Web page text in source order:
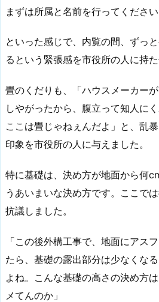
まずは所属と名前を行ってください
といった感じで、内覧の間、ずっ
るという緊張感を市役所の人に持た
畳のくだりも、「ハウスメーカー
しやがったから、腹立って知人に
ここは畳じゃねぇんだよ」と、乱
印象を市役所の人に与えました。
特に基礎は、決め方が地面から何
うあいまいな決め方です。ここで
抗議しました。
「この後外構工事で、地面にアス
たら、基礎の露出部分は少なくな
よね。こんな基礎の高さの決め方
メてんのか」